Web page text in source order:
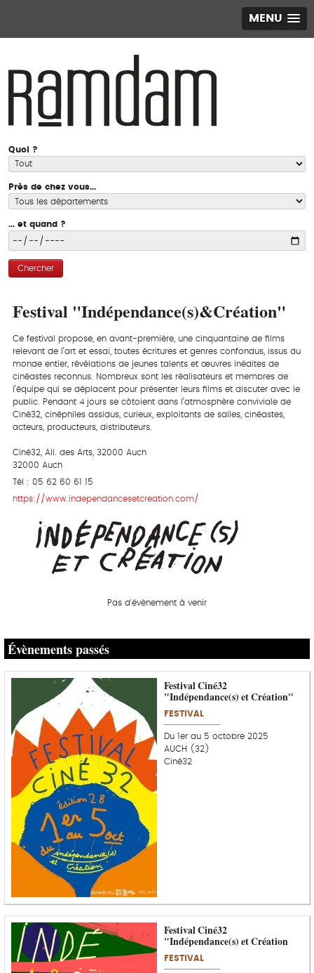
MENU
Quoi ?
Près de chez vous...
... et quand ?
Chercher
Festival "Indépendance(s)&Création"
Ce festival propose, en avant-première, une cinquantaine de films
relevant de l’art et essai, toutes écritures et genres confondus, issus du
monde entier, révélations de jeunes talents et œuvres inédites de
cinéastes reconnus. Nombreux sont les réalisateurs et membres de
l’équipe qui se déplacent pour présenter leurs films et discuter avec le
public. Pendant 4 jours se côtoient dans l’atmosphère conviviale de
Ciné32, cinéphiles assidus, curieux, exploitants de salles, cinéastes,
acteurs, producteurs, distributeurs.
Ciné32, All. des Arts, 32000 Auch
32000 Auch
Tél : 05 62 60 61 15
https://www.independancesetcreation.com/
Pas d'évènement à venir
Évènements passés
Festival Ciné32
"Indépendance(s) et Création"
FESTIVAL
Du 1er au 5 octobre 2025
AUCH (32)
Ciné32
Festival Ciné32
"Indépendance(s) et Création
FESTIVAL